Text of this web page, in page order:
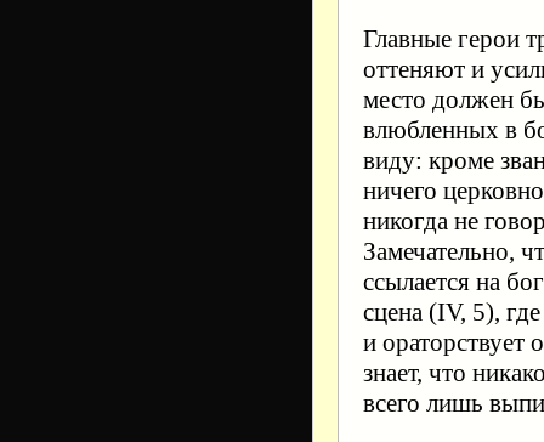
Главные герои
оттеняют и
место должен
влюбленных в
виду: кроме
ничего
никогда не
Замечательно,
ссылается на
сцена (IV, 5),
и ораторствует
знает, что
всего лишь